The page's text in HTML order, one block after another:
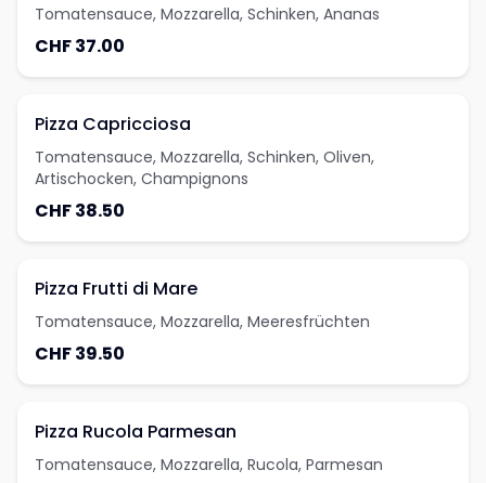
Tomatensauce, Mozzarella, Schinken, Ananas
CHF 37.00
Pizza Capricciosa
Tomatensauce, Mozzarella, Schinken, Oliven,
Artischocken, Champignons
CHF 38.50
Pizza Frutti di Mare
Tomatensauce, Mozzarella, Meeresfrüchten
CHF 39.50
Pizza Rucola Parmesan
Tomatensauce, Mozzarella, Rucola, Parmesan